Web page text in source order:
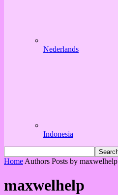
Nederlands
Indonesia
Home Authors Posts by maxwelhelp
maxwelhelp